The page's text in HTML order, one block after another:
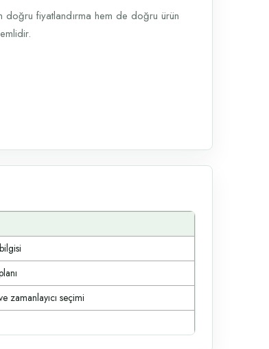
doğru fiyatlandırma hem de doğru ürün
zamanlayıcı seçimi